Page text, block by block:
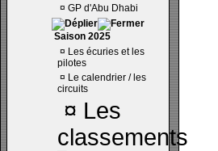
¤ GP d'Abu Dhabi
Saison 2025
¤ Les écuries et les
pilotes
¤ Le calendrier / les
circuits
¤ Les
classements